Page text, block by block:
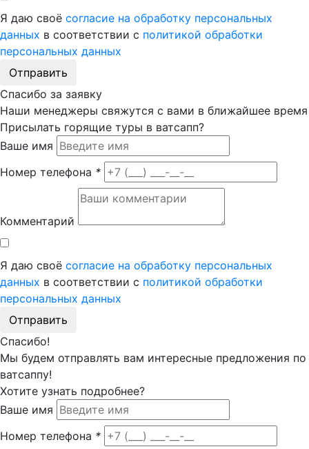
Я даю своё согласие на обработку персональных
данных в соответствии с политикой обработки
персональных данных
Отправить
Спасибо за заявку
Наши менеджеры свяжутся с вами в ближайшее время
Присылать горящие туры в ватсапп?
Ваше имя
Номер телефона *
Комментарий
Я даю своё согласие на обработку персональных
данных в соответствии с политикой обработки
персональных данных
Отправить
Спасибо!
Мы будем отправлять вам интересные предложения по
ватсаппу!
Хотите узнать подробнее?
Ваше имя
Номер телефона *